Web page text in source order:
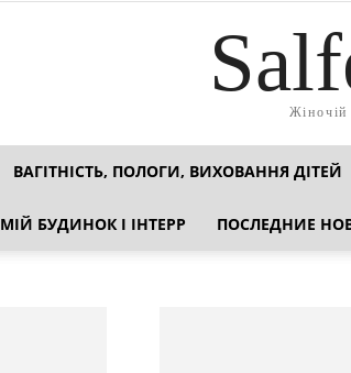
Жіночій
ВАГІТНІСТЬ, ПОЛОГИ, ВИХОВАННЯ ДІТЕЙ
МІЙ БУДИНОК І ІНТЕРР ПОСЛЕДНИЕ